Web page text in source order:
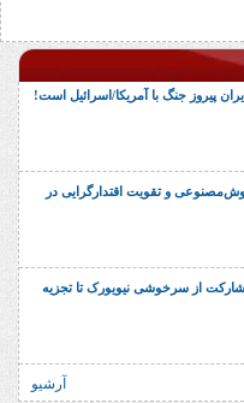
و تقویت اقتدارگرایی در
از سرخوشی نیویورک تا تجزیه
آرشیو